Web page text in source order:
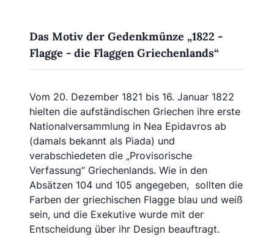
Das Motiv der Gedenkmünze „1822 -
Flagge - die Flaggen Griechenlands“
Vom 20. Dezember 1821 bis 16. Januar 1822
hielten die aufständischen Griechen ihre erste
Nationalversammlung in Nea Epidavros ab
(damals bekannt als Piada) und
verabschiedeten die „Provisorische
Verfassung“ Griechenlands. Wie in den
Absätzen 104 und 105 angegeben, sollten die
Farben der griechischen Flagge blau und weiß
sein, und die Exekutive wurde mit der
Entscheidung über ihr Design beauftragt.